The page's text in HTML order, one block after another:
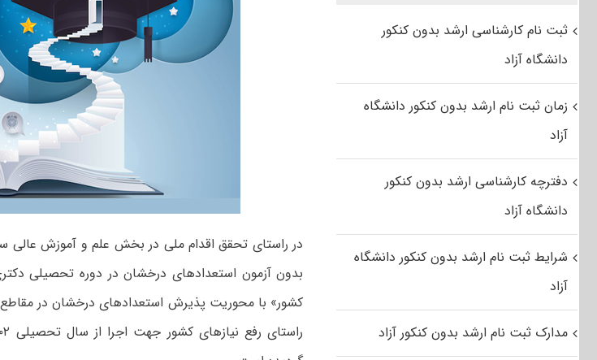
در راستای تحقق اقدام ملی در بخش علم و آموزش عالی
بدون آزمون استعدادهای درخشان در دوره تحصیلی
کشور» با محوریت پذیرش استعدادهای درخشان در
ثبت نام کارشناسی ارشد بدون کنکور
دانشگاه آزاد
زمان ثبت نام ارشد بدون کنکور دانشگاه
آزاد
دفترچه کارشناسی ارشد بدون کنکور
دانشگاه آزاد
شرایط ثبت نام ارشد بدون کنکور دانشگاه
آزاد
مدارک ثبت نام ارشد بدون کنکور آزاد